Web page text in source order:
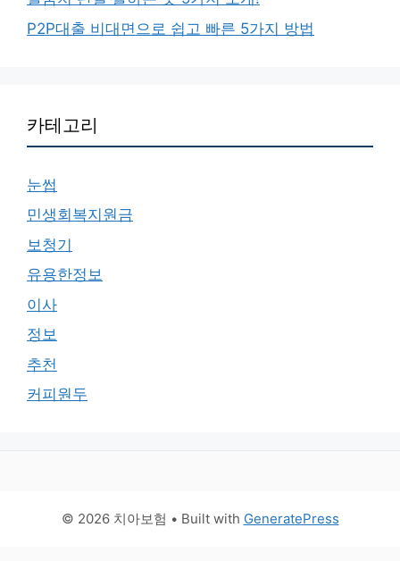
P2P대출 비대면으로 쉽고 빠른 5가지 방법
카테고리
눈썹
민생회복지원금
보청기
유용한정보
이사
정보
추천
커피원두
© 2026 치아보험 • Built with GeneratePress